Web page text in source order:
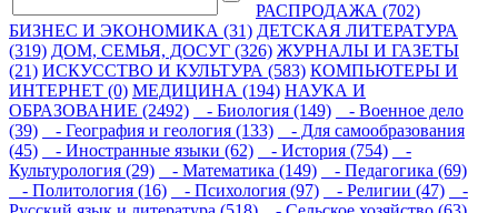
РАСПРОДАЖА (702)
БИЗНЕС И ЭКОНОМИКА (31) ДЕТСКАЯ ЛИТЕРАТУРА
(319) ДОМ, СЕМЬЯ, ДОСУГ (326) ЖУРНАЛЫ И ГАЗЕТЫ
(21) ИСКУССТВО И КУЛЬТУРА (583) КОМПЬЮТЕРЫ И
ИНТЕРНЕТ (0) МЕДИЦИНА (194) НАУКА И
ОБРАЗОВАНИЕ (2492)
- Биология (149)
- Военное дело
(39)
- География и геология (133)
- Для самообразования
(45)
- Иностранные языки (62) - История (754)
-
Культурология (29)
- Математика (149)
- Педагогика (69)
- Политология (16)
- Психология (97) - Религии (47)
-